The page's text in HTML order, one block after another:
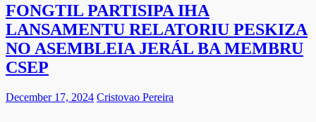
FONGTIL PARTISIPA IHA
LANSAMENTU RELATORIU PESKIZA
NO ASEMBLEIA JERÁL BA MEMBRU
CSEP
December 17, 2024 Cristovao Pereira